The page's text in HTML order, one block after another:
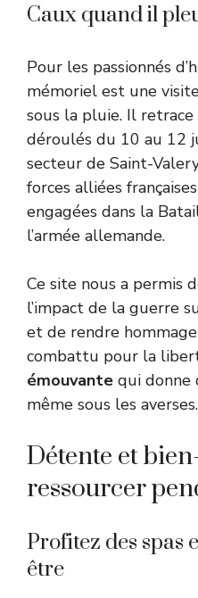
Caux quand il
Pour les passionnés
mémoriel est une
sous la pluie. Il
déroulés du 10 au 12
secteur de Saint-
forces alliées
engagées dans la
l’armée allemande.
Ce site nous a permis
l’impact de la guerre
et de rendre
combattu pour la
émouvante qui donne
même sous les averses.
Détente et
ressourcer
Profitez des spas
être